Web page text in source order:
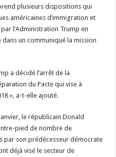
plusieurs dispositions qui
américaines d’immigration et
l’Administration Trump en
un communiqué la mission
a décidé l’arrêt de la
du Pacte qui vise à
», a-t-elle ajouté.
le républicain Donald
pied de nombre de
par son prédécesseur démocrate
déjà visé le secteur de